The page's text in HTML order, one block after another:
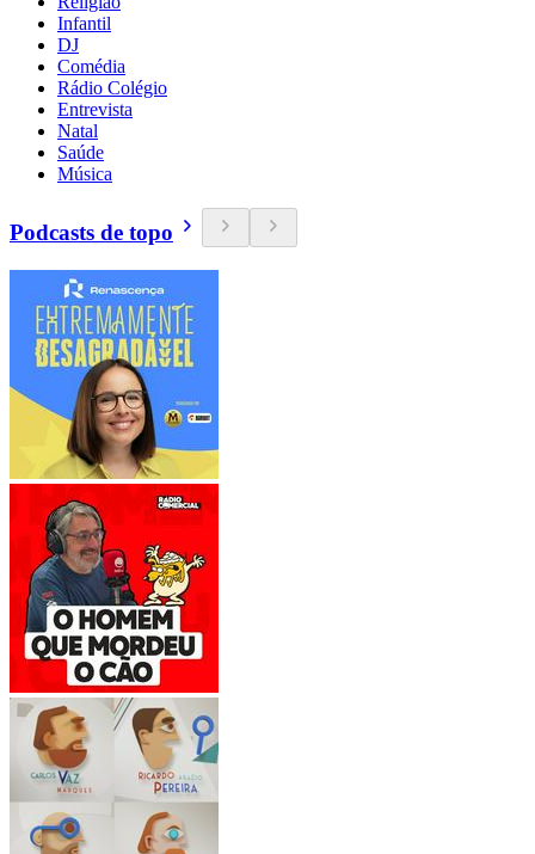
Infantil
DJ
Comédia
Rádio Colégio
Entrevista
Natal
Saúde
Música
Podcasts de topo